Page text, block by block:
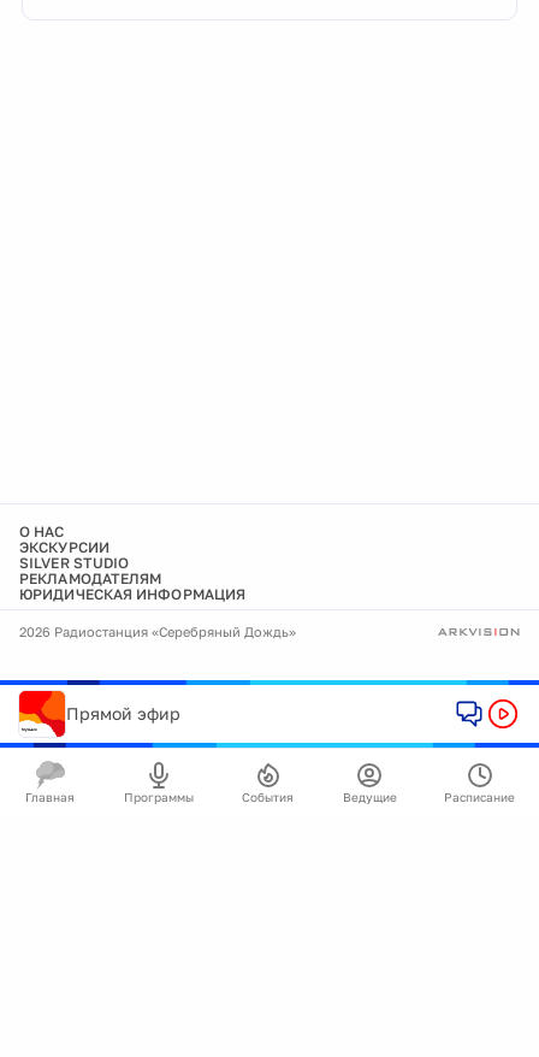
О НАС
ЭКСКУРСИИ
SILVER STUDIO
РЕКЛАМОДАТЕЛЯМ
ЮРИДИЧЕСКАЯ ИНФОРМАЦИЯ
2026 Радиостанция «Серебряный Дождь»
Прямой эфир
Главная Программы События Ведущие Расписание